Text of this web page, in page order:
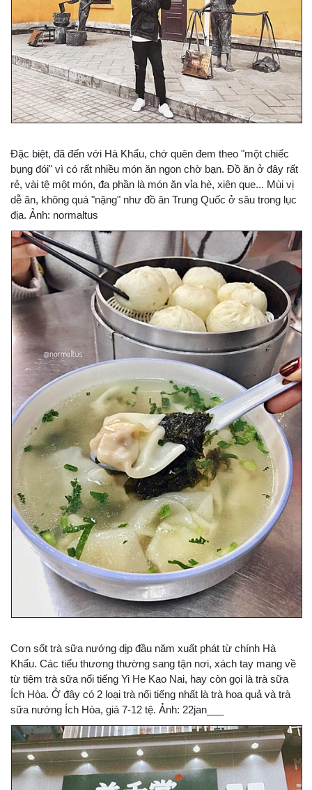
Đặc biệt, đã đến với Hà Khẩu, chớ quên đem theo "một chiếc
bụng đói" vì có rất nhiều món ăn ngon chờ bạn. Đồ ăn ở đây rất
rẻ, vài tệ một món, đa phần là món ăn vỉa hè, xiên que... Mùi vị
dễ ăn, không quá "nặng" như đồ ăn Trung Quốc ở sâu trong lục
địa. Ảnh: normaltus
Cơn sốt trà sữa nướng dịp đầu năm xuất phát từ chính Hà
Khẩu. Các tiểu thương thường sang tận nơi, xách tay mang về
từ tiệm trà sữa nổi tiếng Yi He Kao Nai, hay còn gọi là trà sữa
Ích Hòa. Ở đây có 2 loại trà nổi tiếng nhất là trà hoa quả và trà
sữa nướng Ích Hòa, giá 7-12 tệ. Ảnh: 22jan___